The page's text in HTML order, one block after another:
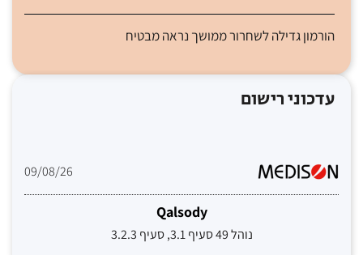
הורמון גדילה לשחרור ממושך נראה מבטיח
עדכוני רישום
09/08/26
Qalsody
נוהל 49 סעיף 3.1, סעיף 3.2.3